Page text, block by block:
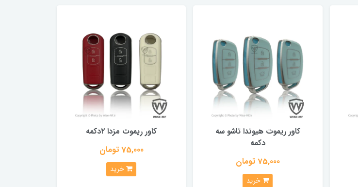
کاور ریموت هیوندا تاشو سه
دکمه
75,000 تومان
خرید
کاور ریموت مزدا ۲دکمه
75,000 تومان
خرید